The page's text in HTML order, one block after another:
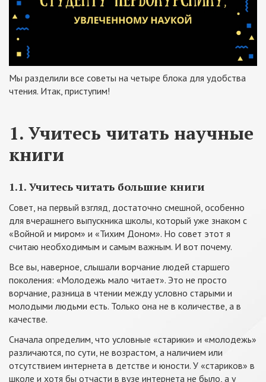
Мы разделили все советы на четыре блока для удобства
чтения. Итак, приступим!
1. Учитесь читать научные
книги
1.1. Учитесь читать большие книги
Совет, на первый взгляд, достаточно смешной, особенно
для вчерашнего выпускника школы, который уже знаком с
«Войной и миром» и «Тихим Доном». Но совет этот я
считаю необходимым и самым важным. И вот почему.
Все вы, наверное, слышали ворчание людей старшего
поколения: «Молодежь мало читает». Это не просто
ворчание, разница в чтении между условно старыми и
молодыми людьми есть. Только она не в количестве, а в
качестве.
Сначала определим, что условные «старики» и «молодежь»
различаются, по сути, не возрастом, а наличием или
отсутствием интернета в детстве и юности. У «стариков» в
школе и хотя бы отчасти в вузе интернета не было, а у